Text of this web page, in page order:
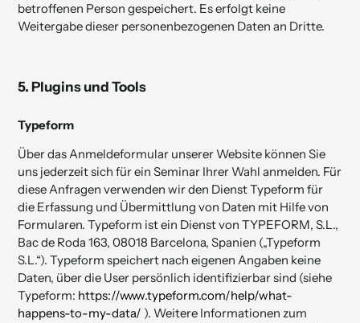
betroffenen Person gespeichert. Es erfolgt keine
Weitergabe dieser personenbezogenen Daten an Dritte.
5. Plugins und Tools
Typeform
Über das Anmeldeformular unserer Website können Sie
uns jederzeit sich für ein Seminar Ihrer Wahl anmelden. Für
diese Anfragen verwenden wir den Dienst Typeform für
die Erfassung und Übermittlung von Daten mit Hilfe von
Formularen. Typeform ist ein Dienst von TYPEFORM, S.L.,
Bac de Roda 163, 08018 Barcelona, Spanien („Typeform
S.L.“). Typeform speichert nach eigenen Angaben keine
Daten, über die User persönlich identifizierbar sind (siehe
Typeform: https://www.typeform.com­/­help/what-
happens-to-my-data/ ). Weitere Informationen zum